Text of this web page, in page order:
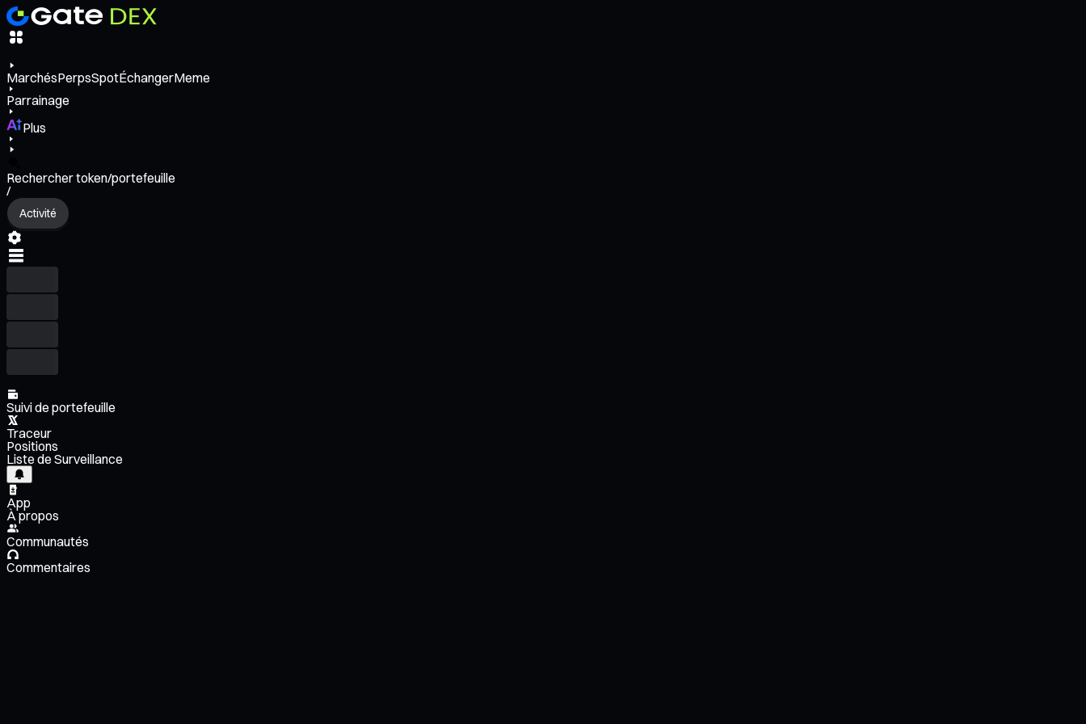
MarchésPerpsSpotÉchangerMeme
Parrainage
Plus
Rechercher token/portefeuille
/
Activité
Suivi de portefeuille
Traceur
Positions
Liste de Surveillance
App
À propos
Communautés
Commentaires